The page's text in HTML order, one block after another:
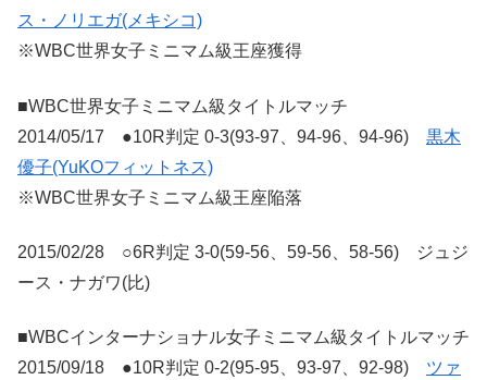
ス・ノリエガ(メキシコ)
※WBC世界女子ミニマム級王座獲得
■WBC世界女子ミニマム級タイトルマッチ
2014/05/17 ●10R判定 0-3(93-97、94-96、94-96) 黒木
優子(YuKOフィットネス)
※WBC世界女子ミニマム級王座陥落
2015/02/28 ○6R判定 3-0(59-56、59-56、58-56) ジュジ
ース・ナガワ(比)
■WBCインターナショナル女子ミニマム級タイトルマッチ
2015/09/18 ●10R判定 0-2(95-95、93-97、92-98) ツァ